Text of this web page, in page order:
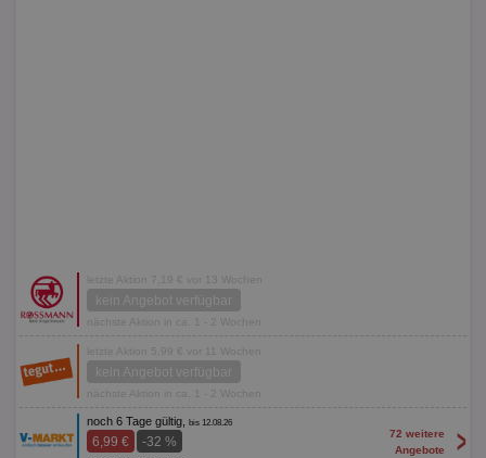
letzte Aktion 7,19 € vor 13 Wochen
kein Angebot verfügbar
nächste Aktion in ca. 1 - 2 Wochen
letzte Aktion 5,99 € vor 11 Wochen
kein Angebot verfügbar
nächste Aktion in ca. 1 - 2 Wochen
noch 6 Tage gültig, bis 12.08.26
6,99 € -32 %
72 weitere
Angebote
>